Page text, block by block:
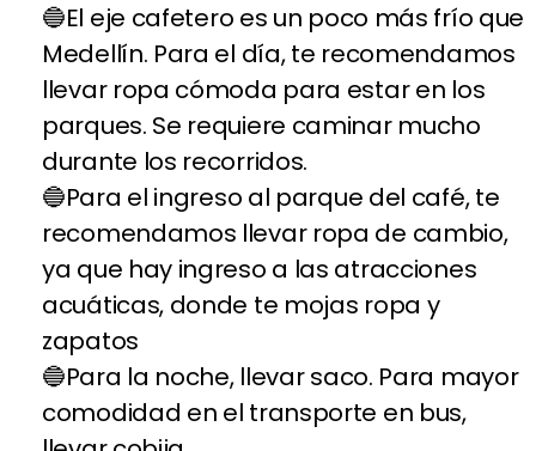
El eje cafetero es un poco más frío que
Medellín. Para el día, te recomendamos
llevar ropa cómoda para estar en los
parques. Se requiere caminar mucho
durante los recorridos.
Para el ingreso al parque del café, te
recomendamos llevar ropa de cambio,
ya que hay ingreso a las atracciones
acuáticas, donde te mojas ropa y
zapatos
Para la noche, llevar saco. Para mayor
comodidad en el transporte en bus,